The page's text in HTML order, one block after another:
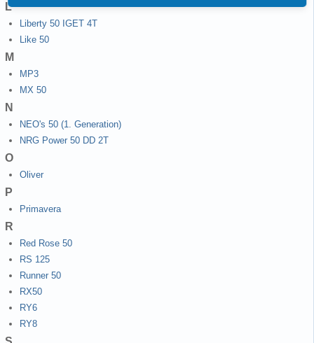
L
Liberty 50 IGET 4T
Like 50
M
MP3
MX 50
N
NEO's 50 (1. Generation)
NRG Power 50 DD 2T
O
Oliver
P
Primavera
R
Red Rose 50
RS 125
Runner 50
RX50
RY6
RY8